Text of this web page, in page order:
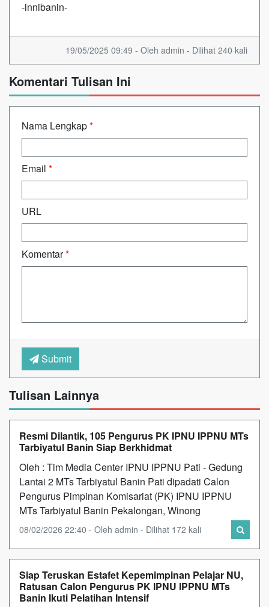
-innibanin-
19/05/2025 09:49 - Oleh admin - Dilihat 240 kali
Komentari Tulisan Ini
Nama Lengkap*
Email *
URL
Komentar*
Submit
Tulisan Lainnya
Resmi Dilantik, 105 Pengurus PK IPNU IPPNU MTs
Tarbiyatul Banin Siap Berkhidmat
Oleh : Tim Media Center IPNU IPPNU Pati - Gedung
Lantai 2 MTs Tarbiyatul Banin Pati dipadati Calon
Pengurus Pimpinan Komisariat (PK) IPNU IPPNU
MTs Tarbiyatul Banin Pekalongan, Winong
08/02/2026 22:40 - Oleh admin - Dilihat 172 kali
Siap Teruskan Estafet Kepemimpinan Pelajar NU,
Ratusan Calon Pengurus PK IPNU IPPNU MTs
Banin Ikuti Pelatihan Intensif